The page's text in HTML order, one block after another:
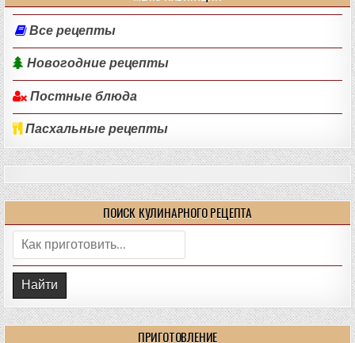
Все рецепты
Новогодние рецепты
Постные блюда
Пасхальные рецепты
ПОИСК КУЛИНАРНОГО РЕЦЕПТА
Поиск:
ПРИГОТОВЛЕНИЕ